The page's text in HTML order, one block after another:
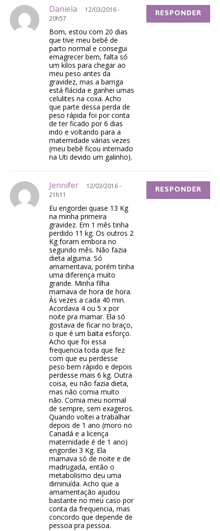
Daniela
12/03/2016 -
20h57
Bom, estou com 20 dias
que tive meu bebê de
parto normal e consegui
emagrecer bem, falta só
um kilos para chegar ao
meu peso antes da
gravidez, mas a barriga
está flácida e ganhei umas
celulites na coxa. Acho
que parte dessa perda de
peso rápida foi por conta
de ter ficado por 6 dias
indo e voltando para a
maternidade várias vezes
(meu bebê ficou internado
na Uti devido um galinho).
RESPONDER
Jennifer
12/03/2016 -
21h11
Eu engordei quase 13 Kg
na minha primeira
gravidez. Em 1 mês tinha
perdido 11 kg. Os outros 2
Kg foram embora no
segundo mês. Não fazia
dieta alguma. Só
amamentava, porém tinha
uma diferença muito
grande. Minha filha
mamava de hora de hora.
Às vezes a cada 40 min.
Acordava 4 ou 5 x por
noite pra mamar. Ela só
gostava de ficar no braço,
o que é um baita esforço.
Acho que foi essa
frequencia toda que fez
com que eu perdesse
peso bem rápido e depois
perdesse mais 6 kg. Outra
coisa, eu não fazia dieta,
mas não comia muito
não. Comia meu normal
de sempre, sem exageros.
Quando voltei a trabalhar
depois de 1 ano (moro no
Canadá e a licença
maternidade é de 1 ano)
engordei 3 Kg. Ela
mamava só de noite e de
madrugada, então o
metabolismo deu uma
diminuída. Acho que a
amamentação ajudou
bastante no meu caso por
conta da frequencia, mas
concordo que depende de
pessoa pra pessoa.
RESPONDER